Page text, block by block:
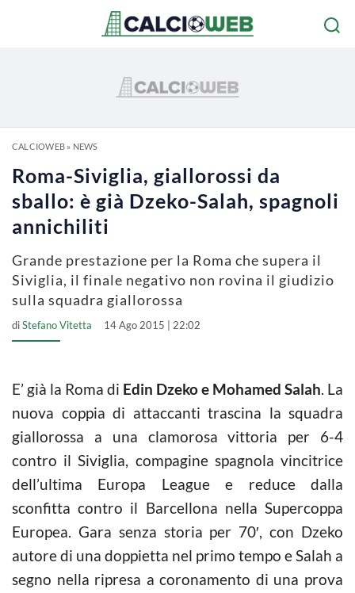
CALCIOWEB» NEWS
Roma-Siviglia, giallorossi da
sballo: è già Dzeko-Salah, spagnoli
annichiliti
Grande prestazione per la Roma che supera il
Siviglia, il finale negativo non rovina il giudizio
sulla squadra giallorossa
diStefano Vitetta 14 Ago 2015 | 22:02
E’ già la Roma di Edin Dzeko e Mohamed Salah. La
nuova coppia di attaccanti trascina la squadra
giallorossa a una clamorosa vittoria per 6-4
contro il Siviglia, compagine spagnola vincitrice
dell’ultima Europa League e reduce dalla
sconfitta contro il Barcellona nella Supercoppa
Europea. Gara senza storia per 70′, con Dzeko
autore di una doppietta nel primo tempo e Salah a
segno nella ripresa a coronamento di una prova